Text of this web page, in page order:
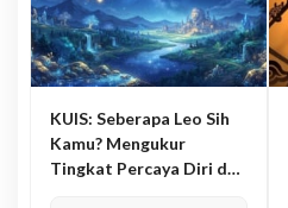
KUIS: Seberapa Leo Sih
Kamu? Mengukur
Tingkat Percaya Diri dan